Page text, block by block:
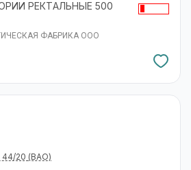
РЕКТАЛЬНЫЕ 500
ФАБРИКА ООО
44/20 (ВАО)